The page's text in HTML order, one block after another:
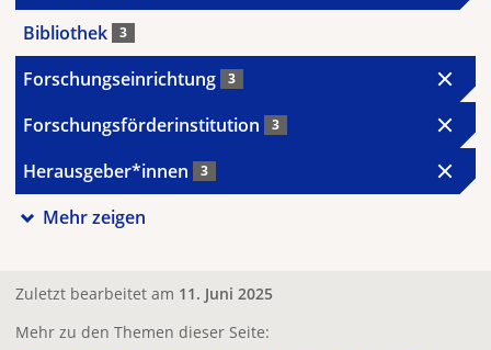
Bibliothek 3
Forschungseinrichtung 3
Forschungsförderinstitution 3
Herausgeber*innen 3
Mehr zeigen
Zuletzt bearbeitet am 11. Juni 2025
Mehr zu den Themen dieser Seite: